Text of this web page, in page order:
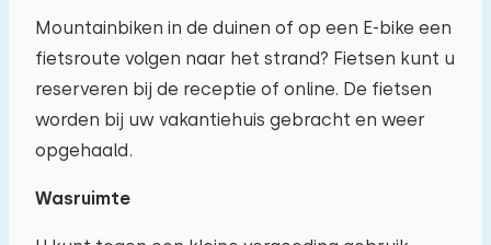
Mountainbiken in de duinen of op een E-bike een
fietsroute volgen naar het strand? Fietsen kunt u
reserveren bij de receptie of online. De fietsen
worden bij uw vakantiehuis gebracht en weer
opgehaald.
Wasruimte